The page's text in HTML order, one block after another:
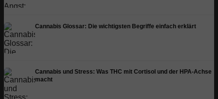
Cannabis Glossar: Die wichtigsten Begriffe einfach erklärt
Cannabis und Stress: Was THC mit Cortisol und der HPA-Achse
macht